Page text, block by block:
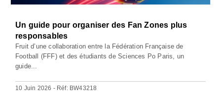
Un guide pour organiser des Fan Zones plus
responsables
Fruit d’une collaboration entre la Fédération Française de
Football (FFF) et des étudiants de Sciences Po Paris, un
guide...
10 Juin 2026 - Réf: BW43218